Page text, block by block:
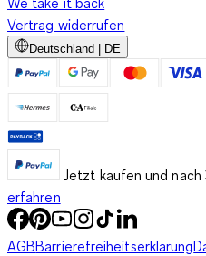
Vertrag widerrufen
Deutschland | DE
Jetzt kaufen und
erfahren
AGBBarrierefreiheitserklärung